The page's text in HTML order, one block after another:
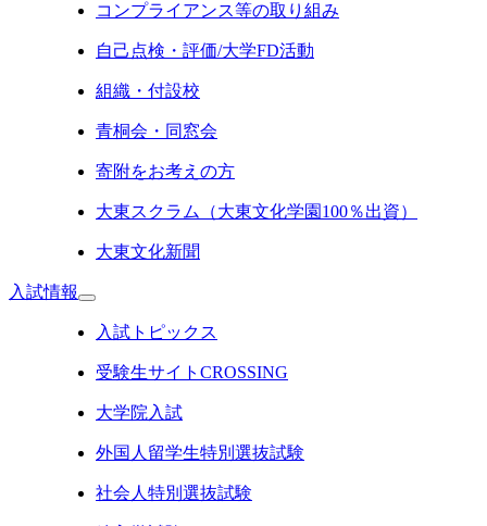
コンプライアンス等の取り組み
自己点検・評価/大学FD活動
組織・付設校
青桐会・同窓会
寄附をお考えの方
大東スクラム（大東文化学園100％出資）
大東文化新聞
入試情報
入試トピックス
受験生サイトCROSSING
大学院入試
外国人留学生特別選抜試験
社会人特別選抜試験